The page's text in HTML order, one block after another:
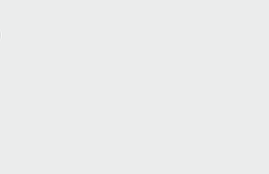
заказа на всех